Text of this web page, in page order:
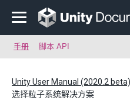
手册 脚本 API
Unity User Manual (2020.2 beta)
选择粒子系统解决方案